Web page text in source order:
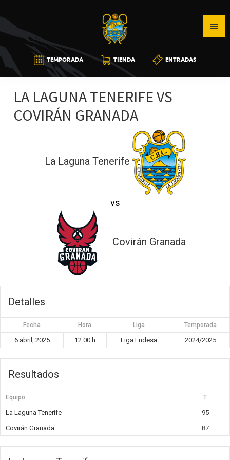
a
la
navegación
principal
al
contenido
principal
a
la
barra
lateral
principal
CB
CANARIAS
TEMPORADA TIENDA ENTRADAS
LA LAGUNA TENERIFE VS
COVIRÁN GRANADA
La Laguna Tenerife
vs
Covirán Granada
Detalles
Fecha Hora Liga Temporada
6 abril, 2025 12:00 h Liga Endesa 2024/2025
Resultados
Equipo T
La Laguna Tenerife
95
Covirán Granada
87